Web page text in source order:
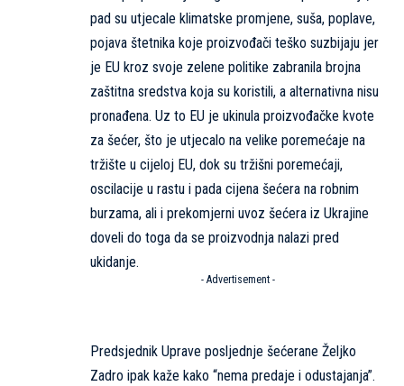
pad su utjecale klimatske promjene, suša, poplave,
pojava štetnika koje proizvođači teško suzbijaju jer
je EU kroz svoje zelene politike zabranila brojna
zaštitna sredstva koja su koristili, a alternativna nisu
pronađena. Uz to EU je ukinula proizvođačke kvote
za šećer, što je utjecalo na velike poremećaje na
tržište u cijeloj EU, dok su tržišni poremećaji,
oscilacije u rastu i pada cijena šećera na robnim
burzama, ali i prekomjerni uvoz šećera iz Ukrajine
doveli do toga da se proizvodnja nalazi pred
ukidanje.
- Advertisement -
Predsjednik Uprave posljednje šećerane Željko
Zadro ipak kaže kako “nema predaje i odustajanja”.